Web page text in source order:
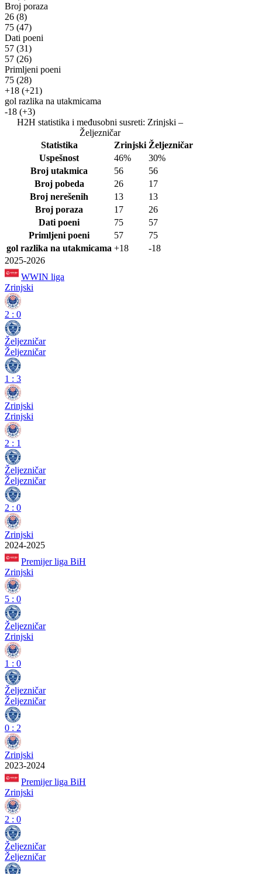
Broj poraza
26 (8)
75 (47)
Dati poeni
57 (31)
57 (26)
Primljeni poeni
75 (28)
+18 (+21)
gol razlika na utakmicama
-18 (+3)
H2H statistika i međusobni susreti: Zrinjski –
Željezničar
Statistika
Zrinjski Željezničar
Uspešnost
46%
30%
Broj utakmica
56
56
Broj pobeda
26
17
Broj nerešenih
13
13
Broj poraza
17
26
Dati poeni
75
57
Primljeni poeni
57
75
gol razlika na utakmicama +18
-18
2025-2026
WWIN liga
Zrinjski
2 : 0
Željezničar
Željezničar
1 : 3
Zrinjski
Zrinjski
2 : 1
Željezničar
Željezničar
2 : 0
Zrinjski
2024-2025
Premijer liga BiH
Zrinjski
5 : 0
Željezničar
Zrinjski
1 : 0
Željezničar
Željezničar
0 : 2
Zrinjski
2023-2024
Premijer liga BiH
Zrinjski
2 : 0
Željezničar
Željezničar